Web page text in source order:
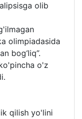
olib
olimpiadasida
bog‘liq”.
o'z
qilish yo'lini